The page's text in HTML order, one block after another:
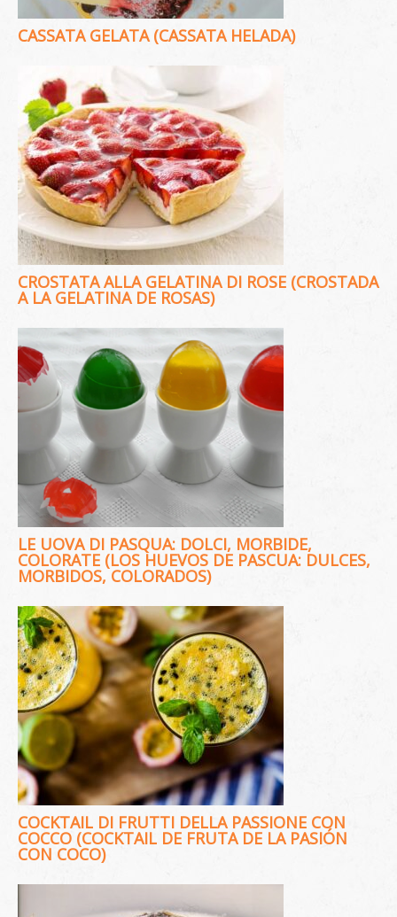
CASSATA GELATA (CASSATA HELADA)
CROSTATA ALLA GELATINA DI ROSE (CROSTADA
A LA GELATINA DE ROSAS)
LE UOVA DI PASQUA: DOLCI, MORBIDE,
COLORATE (LOS HUEVOS DE PASCUA: DULCES,
MORBIDOS, COLORADOS)
COCKTAIL DI FRUTTI DELLA PASSIONE CON
COCCO (COCKTAIL DE FRUTA DE LA PASIÓN
CON COCO)